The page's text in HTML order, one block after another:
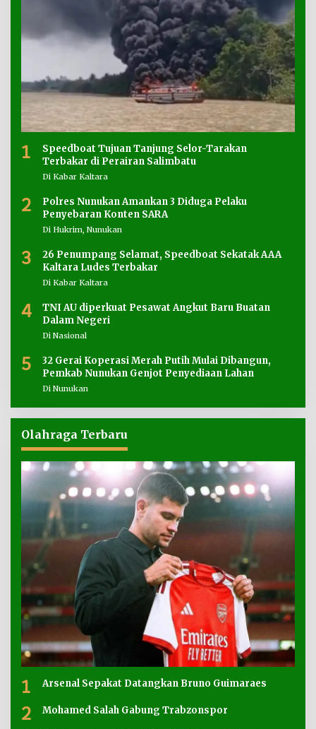
1
Speedboat Tujuan Tanjung Selor-Tarakan
Terbakar di Perairan Salimbatu
Di Kabar Kaltara
2
Polres Nunukan Amankan 3 Diduga Pelaku
Penyebaran Konten SARA
Di Hukrim, Nunukan
3
26 Penumpang Selamat, Speedboat Sekatak AAA
Kaltara Ludes Terbakar
Di Kabar Kaltara
4
TNI AU diperkuat Pesawat Angkut Baru Buatan
Dalam Negeri
Di Nasional
5
32 Gerai Koperasi Merah Putih Mulai Dibangun,
Pemkab Nunukan Genjot Penyediaan Lahan
Di Nunukan
Olahraga Terbaru
1 Arsenal Sepakat Datangkan Bruno Guimaraes
2 Mohamed Salah Gabung Trabzonspor